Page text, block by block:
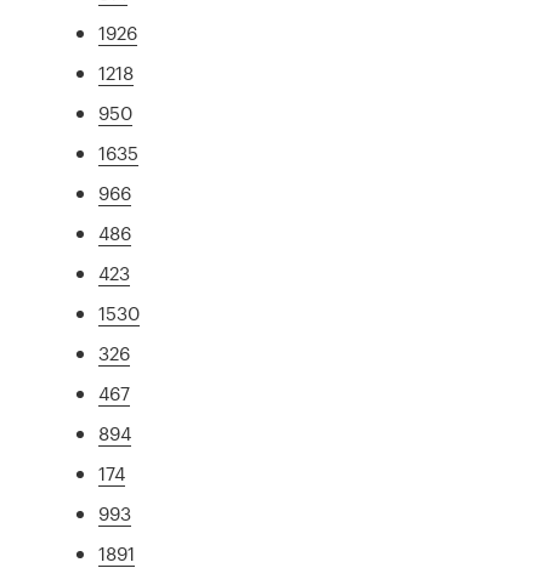
1926
1218
950
1635
966
486
423
1530
326
467
894
174
993
1891